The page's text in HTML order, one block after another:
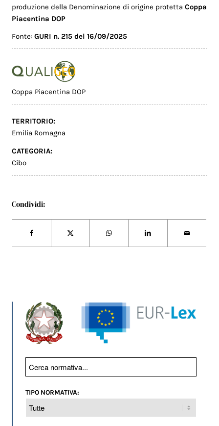
produzione della Denominazione di origine protettaCoppa
Piacentina DOP
Fonte:GURI n. 215 del 16/09/2025
Coppa Piacentina DOP
TERRITORIO:
Emilia Romagna
CATEGORIA:
Cibo
Condividi:
TIPO NORMATIVA: